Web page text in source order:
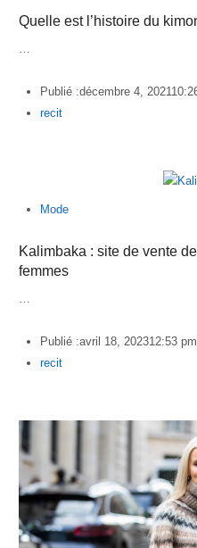
Quelle est l’histoire du
…
Publié :décembre 4, 2021
Author
recit
Mode
Kalimbaka : site de vente
femmes
…
Publié :avril 18, 202312:53 pm
Author
recit